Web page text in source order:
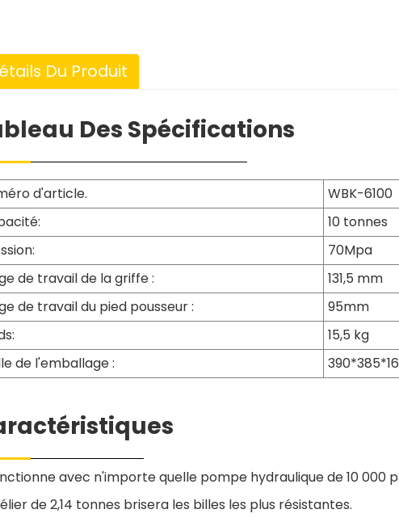
Du Produit
Des Spécifications
d'article.
WBK-6100
10 tonnes
70Mpa
de travail de la griffe :
131,5 mm
de travail du pied pousseur :
95mm
15,5 kg
de l'emballage :
avec n'importe quelle pompe hydraulique de 10 000
de 2,14 tonnes brisera les billes les plus résistantes.